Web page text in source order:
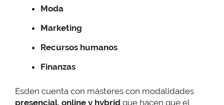
Moda
Marketing
Recursos humanos
Finanzas
Esden cuenta con másteres con modalidades
presencial, online y hybrid que hacen que el